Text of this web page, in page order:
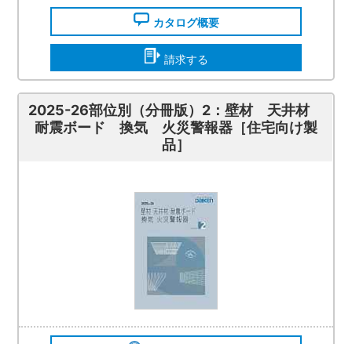
カタログ概要
請求する
2025-26部位別（分冊版）2：壁材 天井材
耐震ボード 換気 火災警報器［住宅向け製
品］